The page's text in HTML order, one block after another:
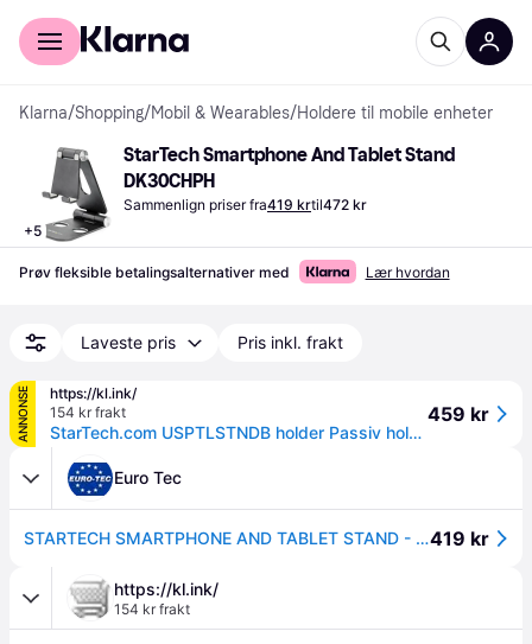
For kunder
Klarna/Shopping/Mobil & Wearables/Holdere til mobile enheter
+5
StarTech Smartphone And Tablet Stand
DK30CHPH
Sammenlign priser fra419 krtil472 kr
Prøv fleksible betalingsalternativer med Lær hvordan
Laveste pris Pris inkl. frakt
ANNONSE
https://kl.ink/
154 kr frakt
StarTech.com USPTLSTNDB holder Passiv holder Mobiltelefon/smarttelefon, Plate / UMPC Svart
459 kr
Euro Tec
STARTECH SMARTPHONE AND TABLET STAND - PORTABLE AND FOLDABLE - BLACK ACCS (USPTLSTNDB)419 kr
https://kl.ink/
154 kr frakt